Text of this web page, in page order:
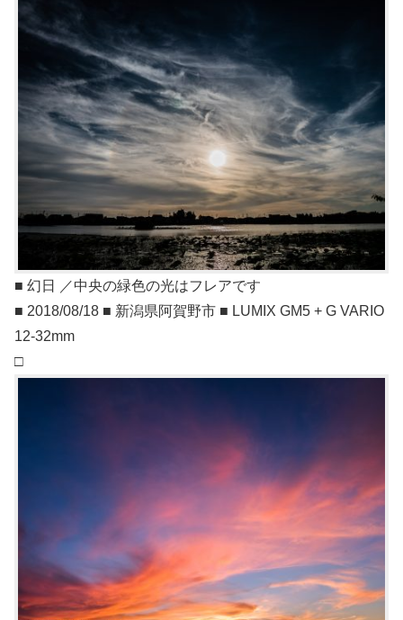
■ 幻日 ／中央の緑色の光はフレアです
■ 2018/08/18 ■ 新潟県阿賀野市 ■ LUMIX GM5 + G VARIO
12-32mm
□